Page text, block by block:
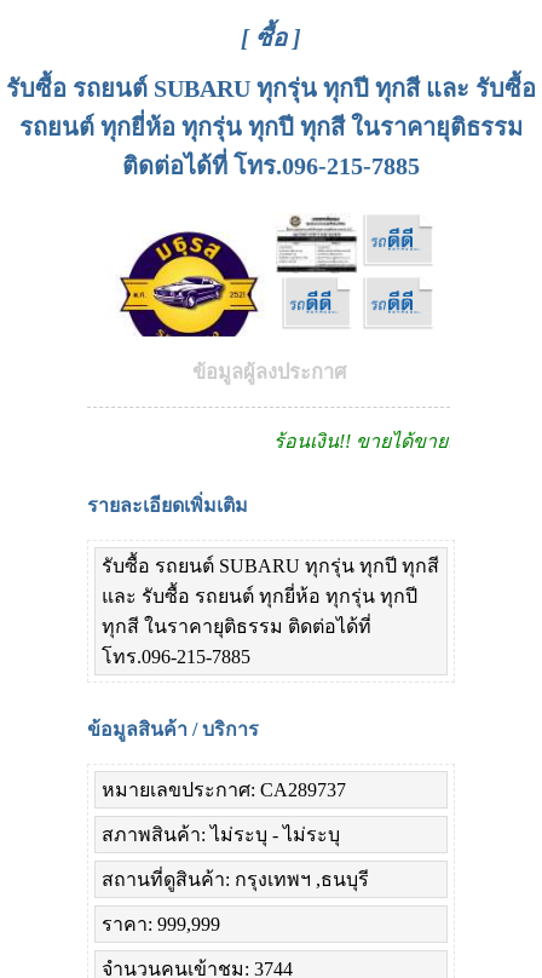
[ ซื้อ ]
รับซื้อ รถยนต์ SUBARU ทุกรุ่น ทุกปี ทุกสี และ รับซื้อ
รถยนต์ ทุกยี่ห้อ ทุกรุ่น ทุกปี ทุกสี ในราคายุติธรรม
ติดต่อได้ที่ โทร.096-215-7885
ข้อมูลผู้ลงประกาศ
ร้อนเงิน!! ขายได้ขายเลย
รายละเอียดเพิ่มเติม
รับซื้อ รถยนต์ SUBARU ทุกรุ่น ทุกปี ทุกสี
และ รับซื้อ รถยนต์ ทุกยี่ห้อ ทุกรุ่น ทุกปี
ทุกสี ในราคายุติธรรม ติดต่อได้ที่
โทร.096-215-7885
ข้อมูลสินค้า / บริการ
หมายเลขประกาศ: CA289737
สภาพสินค้า: ไม่ระบุ - ไม่ระบุ
สถานที่ดูสินค้า: กรุงเทพฯ ,ธนบุรี
ราคา: 999,999
จำนวนคนเข้าชม: 3744